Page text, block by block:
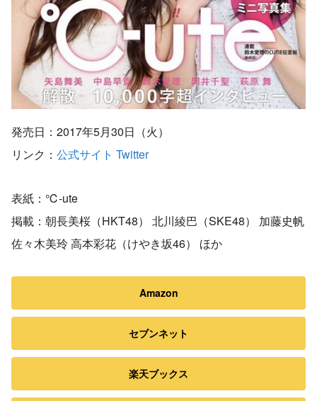
発売日：2017年5月30日（火）
リンク： 公式サイト Twitter
表紙：℃-ute
掲載：朝長美桜（HKT48） 北川綾巴（SKE48） 加藤史帆
佐々木美玲 高本彩花（けやき坂46） ほか
Amazon
セブンネット
楽天ブックス